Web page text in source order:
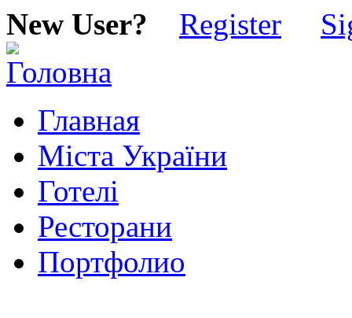
New User? Register
Главная
Міста України
Готелі
Ресторани
Портфолио